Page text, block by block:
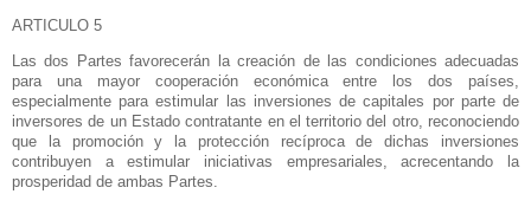
ARTICULO 5
Las dos Partes favorecerán la creación de las condiciones adecuadas
para una mayor cooperación económica entre los dos países,
especialmente para estimular las inversiones de capitales por parte de
inversores de un Estado contratante en el territorio del otro, reconociendo
que la promoción y la protección recíproca de dichas inversiones
contribuyen a estimular iniciativas empresariales, acrecentando la
prosperidad de ambas Partes.